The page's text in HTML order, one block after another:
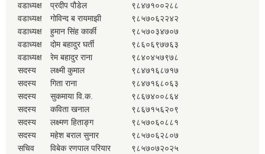
वडाध्यक्ष
प्रदीप पौडेल
९८४७१००२८८
वडाध्यक्ष
गोविन्द ब रायमाझी
९८५७०६२२४२
वडाध्यक्ष
हुमान सिंह कार्की
९८५७०३४७०७
वडाध्यक्ष
दोम बहादुर घर्ती
९८६०६९७७६३
वडाध्यक्ष
रेम बहादुर राना
९८४०४५७९७८
सदस्य
लक्ष्मी कुमाल
९८४७१६८७१७
सदस्य
गिता राना
९८४७१६८०६३
सदस्य
सुकमाया वि.क.
९८६७४००८६४
सदस्य
कविता खनाल
९८६७१५६२०९
सदस्य
लक्ष्मण हिताङ्ग
९८५७०६०८८१
सदस्य
महेश बराल सुनार
९८५७०६२८०७
सचिव
विबेक रणपाल परियार ९८५७०७२०२५